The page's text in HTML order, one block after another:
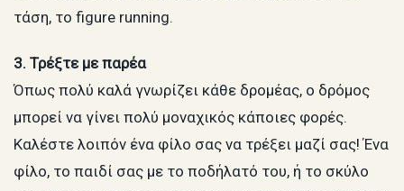
τάση, το figure running.
3. Τρέξτε με παρέα
Όπως πολύ καλά γνωρίζει κάθε δρομέας, ο δρόμος
μπορεί να γίνει πολύ μοναχικός κάποιες φορές.
Καλέστε λοιπόν ένα φίλο σας να τρέξει μαζί σας! Ένα
φίλο, το παιδί σας με το ποδήλατό του, ή το σκύλο